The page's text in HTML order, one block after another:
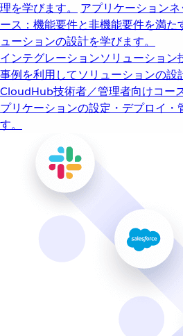
理を学びます。
アプリケーション
ース：機能要件と非機能要件を満た
ューションの設計を学びます。
インテグレーションソリューション
事例を利用してソリューションの設
CloudHub技術者／管理者向けコー
プリケーションの設定・デプロイ・
す。